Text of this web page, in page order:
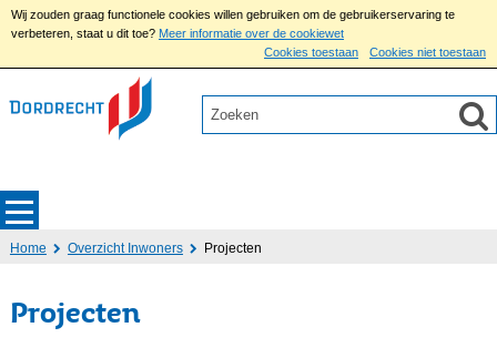
Wij zouden graag functionele cookies willen gebruiken om de gebruikerservaring te
verbeteren, staat u dit toe? Meer informatie over de cookiewet
Cookies toestaan
Cookies niet toestaan
Home Overzicht Inwoners Projecten
Projecten